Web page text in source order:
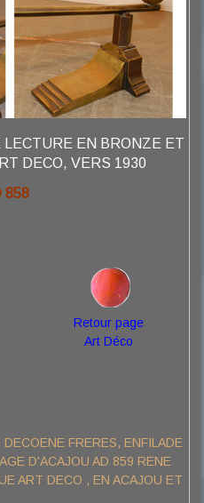
LECTURE EN BRONZE ET
DECO, VERS 1930
858
Retour page
Art Déco
DECOENE FRERES, ENFILADE
D'ACAJOU AD 859 RENE
ART DECO , EN ACAJOU ET